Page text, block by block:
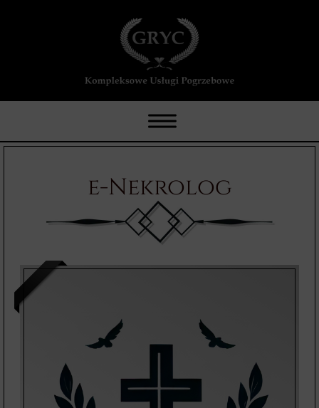
e-Nekrolog